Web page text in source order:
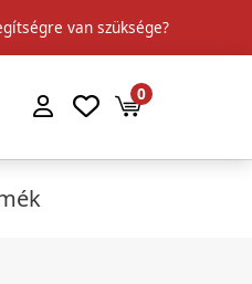
van szüksége?
0